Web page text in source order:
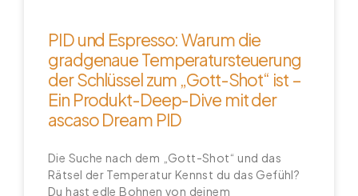
PID und Espresso: Warum die
gradgenaue Temperatursteuerung
der Schlüssel zum „Gott-Shot“ ist –
Ein Produkt-Deep-Dive mit der
ascaso Dream PID
Die Suche nach dem „Gott-Shot“ und das
Rätsel der Temperatur Kennst du das Gefühl?
Du hast edle Bohnen von deinem